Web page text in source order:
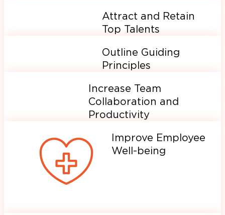
Attract and Retain
Top Talents
Outline Guiding
Principles
Increase Team
Collaboration and
Productivity
Improve Employee
Well-being